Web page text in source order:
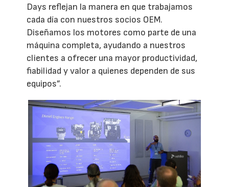
Days reflejan la manera en que trabajamos
cada día con nuestros socios OEM.
Diseñamos los motores como parte de una
máquina completa, ayudando a nuestros
clientes a ofrecer una mayor productividad,
fiabilidad y valor a quienes dependen de sus
equipos”.